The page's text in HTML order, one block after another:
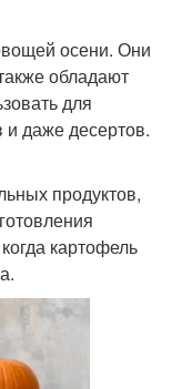
осени. Они
обладают
для
и даже десертов.
продуктов,
картофель